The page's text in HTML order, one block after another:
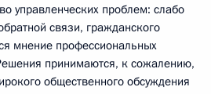
управленческих проблем: слабо
связи, гражданского
мнение профессиональных
принимаются, к сожалению,
общественного обсуждения